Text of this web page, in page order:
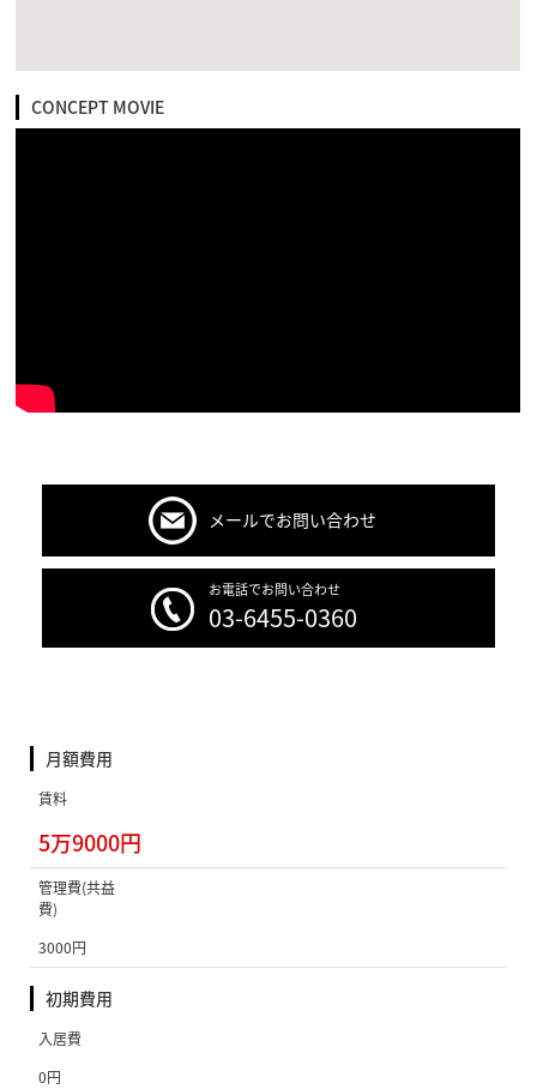
CONCEPT MOVIE
メールでお問い合わせ
お電話でお問い合わせ
03-6455-0360
月額費用
賃料
5万9000円
管理費(共益
費)
3000円
初期費用
入居費
0円